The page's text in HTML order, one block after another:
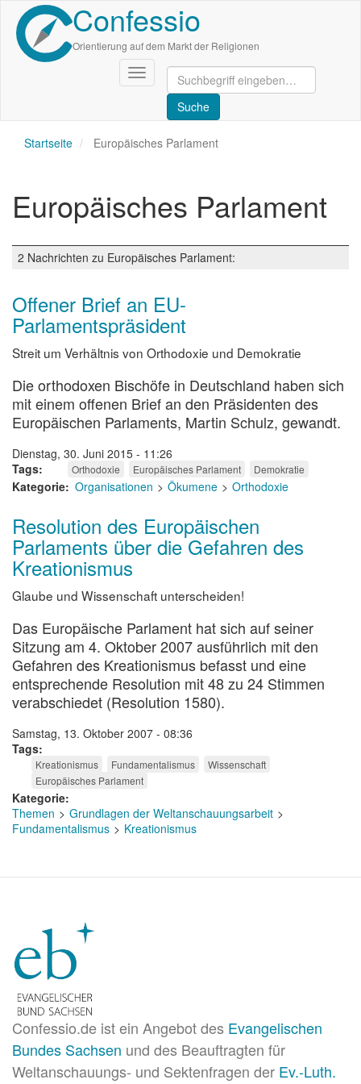
Direkt
zum
Inhalt
Confessio
Orientierung auf dem Markt der Religionen
Navigation
aktivieren/deaktivieren
Startseite Europäisches Parlament
Europäisches Parlament
2 Nachrichten zu Europäisches Parlament:
Offener Brief an EU-
Parlamentspräsident
Streit um Verhältnis von Orthodoxie und Demokratie
Die orthodoxen Bischöfe in Deutschland haben sich
mit einem offenen Brief an den Präsidenten des
Europäischen Parlaments, Martin Schulz, gewandt.
Dienstag, 30. Juni 2015 - 11:26
Tags
Orthodoxie Europäisches Parlament Demokratie
Kategorie Organisationen Ökumene Orthodoxie
Resolution des Europäischen
Parlaments über die Gefahren des
Kreationismus
Glaube und Wissenschaft unterscheiden!
Das Europäische Parlament hat sich auf seiner
Sitzung am 4. Oktober 2007 ausführlich mit den
Gefahren des Kreationismus befasst und eine
entsprechende Resolution mit 48 zu 24 Stimmen
verabschiedet (Resolution 1580).
Samstag, 13. Oktober 2007 - 08:36
Tags
Kreationismus Fundamentalismus
Wissenschaft
Europäisches Parlament
Kategorie
Themen
Grundlagen der Weltanschauungsarbeit
Fundamentalismus
Kreationismus
Confessio.de ist ein Angebot des Evangelischen
Bundes Sachsen und des Beauftragten für
Weltanschauungs- und Sektenfragen der Ev.-Luth.